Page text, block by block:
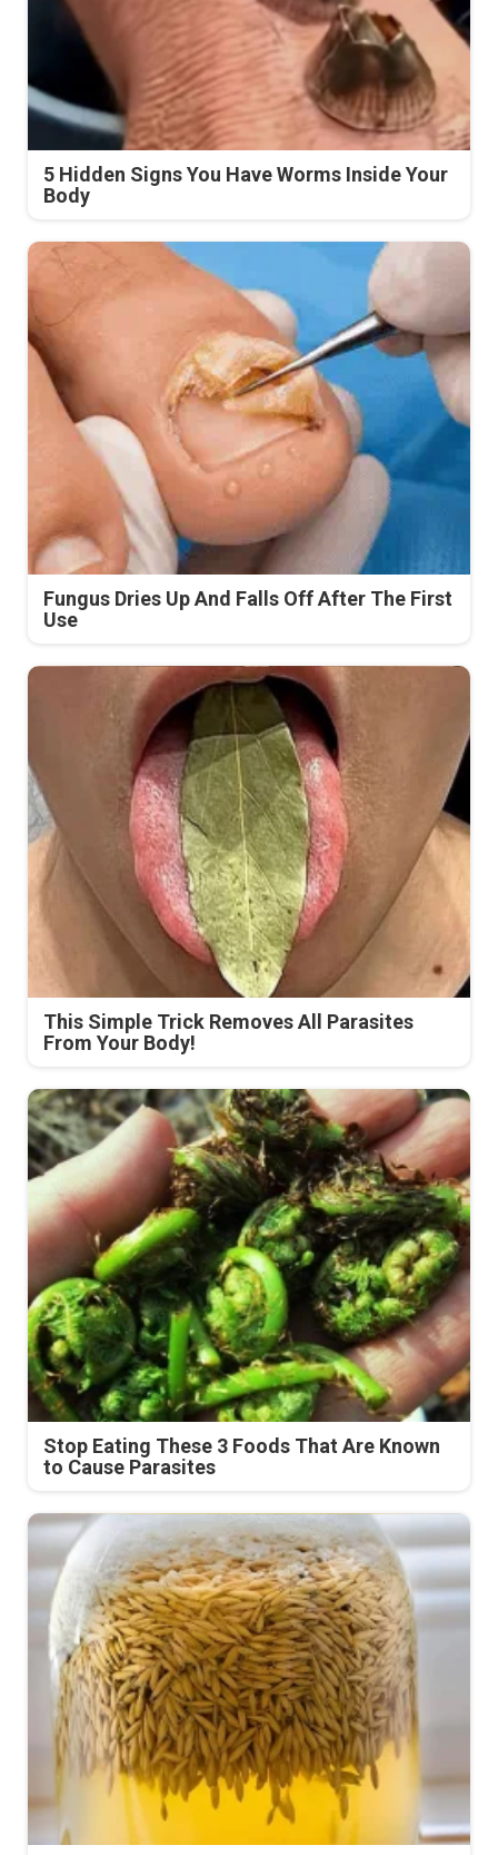
5 Hidden Signs You Have Worms Inside Your
Body
Fungus Dries Up And Falls Off After The First
Use
This Simple Trick Removes All Parasites
From Your Body!
Stop Eating These 3 Foods That Are Known
to Cause Parasites